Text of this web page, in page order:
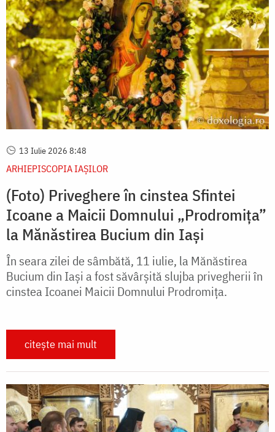
13 Iulie 2026 8:48
ARHIEPISCOPIA IAŞILOR
(Foto) Priveghere în cinstea Sfintei
Icoane a Maicii Domnului „Prodromița”
la Mănăstirea Bucium din Iași
În seara zilei de sâmbătă, 11 iulie, la Mănăstirea
Bucium din Iași a fost săvârșită slujba privegherii în
cinstea Icoanei Maicii Domnului Prodromița.
citește mai mult